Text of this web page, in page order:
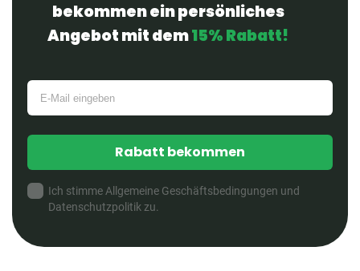
bekommen ein persönliches
Angebot mit dem15% Rabatt!
Rabatt bekommen
Ich stimme Allgemeine Geschäftsbedingungen und
Datenschutzpolitik zu.